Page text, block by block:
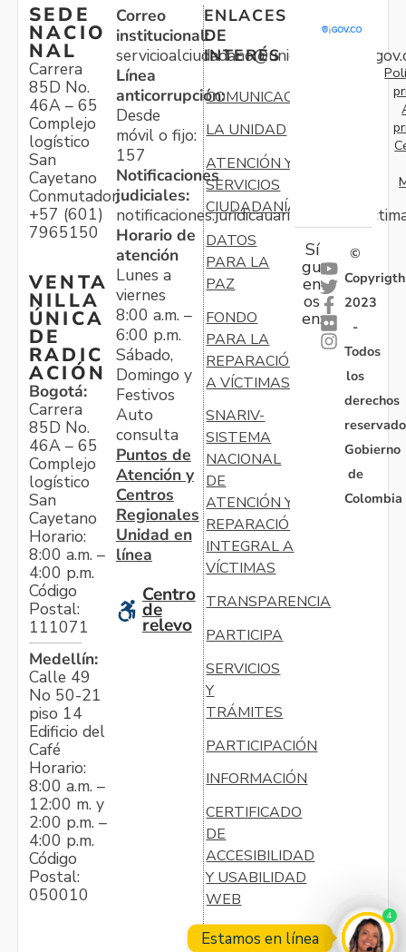
SEDE
NACIO
NAL
Carrera
85D No.
46A – 65
Complejo
logístico
San
Cayetano
Conmutador:
+57 (601)
7965150
VENTA
NILLA
ÚNICA
DE
RADIC
ACIÓN
Bogotá:
Carrera
85D No.
46A – 65
Complejo
logístico
San
Cayetano
Horario:
8:00 a.m. –
4:00 p.m.
Código
Postal:
111071
Medellín:
Calle 49
No 50-21
piso 14
Edificio del
Café
Horario:
8:00 a.m. –
12:00 m. y
2:00 p.m. –
4:00 p.m.
Código
Postal:
050010
Correo
institucional:
Línea
anticorrupción:
Desde
móvil o fijo:
157
Notificaciones
judiciales:
Horario de
atención
Lunes a
viernes
8:00 a.m. –
6:00 p.m.
Sábado,
Domingo y
Festivos
Auto
consulta
Puntos de
Atención y
Centros
Regionales
Unidad en
línea
Centro
de
relevo
ENLACES
DE
INTERÉS
COMUNICACIONES
LA UNIDAD
ATENCIÓN Y
SERVICIOS
CIUDADANÍA
DATOS
PARA LA
PAZ
FONDO
PARA LA
REPARACIÓN
A VÍCTIMAS
SNARIV-
SISTEMA
NACIONAL
DE
ATENCIÓN Y
REPARACIÓN
INTEGRAL A
VÍCTIMAS
TRANSPARENCIA
PARTICIPA
SERVICIOS
Y
TRÁMITES
PARTICIPACIÓN
INFORMACIÓN
CERTIFICADO
DE
ACCESIBILIDAD
Y USABILIDAD
WEB
Sí
gu
en
os
en:
©
Copyrigth
2023
-
Todos
los
derechos
Gobierno
de
Colombia
Estamos en línea
4